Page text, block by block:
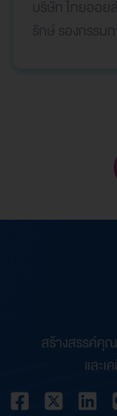
สร้างสรรค์คุ
และ